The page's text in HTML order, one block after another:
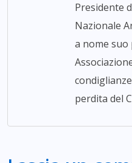
Presidente
Nazionale
a nome
perdita del